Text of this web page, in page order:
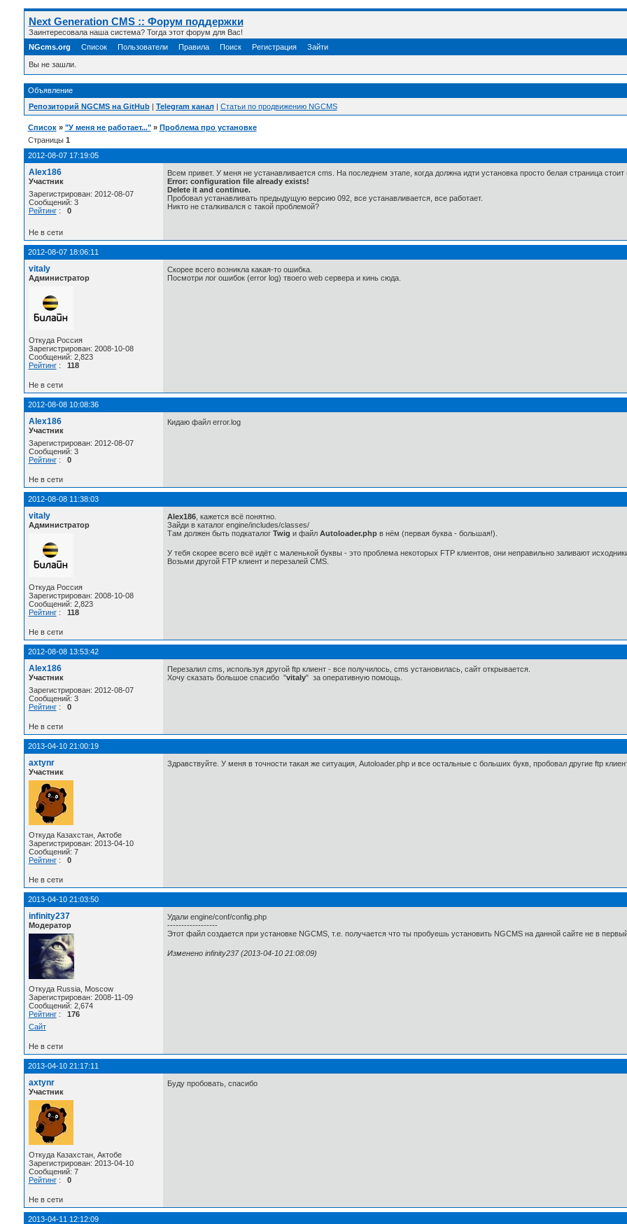
Next Generation CMS :: Форум поддержки
Заинтересовала наша система? Тогда этот форум для Вас!
NGcms.org
Список Пользователи Правила Поиск Регистрация Зайти
Вы не зашли.
Объявление
Репозиторий NGCMS на GitHub| Telegram канал| Статьи по продвижению NGCMS
Список » "У меня не работает..." » Проблема про установке
Страницы 1
2012-08-07 17:19:05
Alex186
Участник
Зарегистрирован: 2012-08-07
Сообщений: 3
Рейтинг: 0
Всем привет. У меня не устанавливается cms. На последнем этапе, когда должна идти установка просто белая страница
Error: configuration file already exists!
Delete it and continue.
Пробовал устанавливать предыдущую версию 092, все устанавливается, все работает.
Никто не сталкивался с такой проблемой?
Не в сети
2012-08-07 18:06:11
vitaly
Администратор
Откуда Россия
Зарегистрирован: 2008-10-08
Сообщений: 2,823
Рейтинг: 118
Скорее всего возникла какая-то ошибка.
Посмотри лог ошибок (error log) твоего web сервера и кинь сюда.
Не в сети
2012-08-08 10:08:36
Alex186
Участник
Зарегистрирован: 2012-08-07
Сообщений: 3
Рейтинг: 0
Кидаю файл error.log
Не в сети
2012-08-08 11:38:03
vitaly
Администратор
Откуда Россия
Зарегистрирован: 2008-10-08
Сообщений: 2,823
Рейтинг: 118
Alex186, кажется всё понятно.
Зайди в каталог engine/includes/classes/
Там должен быть подкаталог Twig и файл Autoloader.phpв нём (первая буква - большая!).
У тебя скорее всего всё идёт с маленькой буквы - это проблема некоторых FTP клиентов, они неправильно заливают
Возьми другой FTP клиент и перезалей CMS.
Не в сети
2012-08-08 13:53:42
Alex186
Участник
Зарегистрирован: 2012-08-07
Сообщений: 3
Рейтинг: 0
Перезалил cms, используя другой ftp клиент - все получилось, cms установилась, сайт открывается.
Хочу сказать большое спасибо "vitaly" за оперативную помощь.
Не в сети
2013-04-10 21:00:19
axtynr
Участник
Откуда Казахстан, Актобе
Зарегистрирован: 2013-04-10
Сообщений: 7
Рейтинг: 0
Здравствуйте. У меня в точности такая же ситуация, Autoloader.php и все остальные с больших букв, пробовал другие ftp
Не в сети
2013-04-10 21:03:50
infinity237
Модератор
Откуда Russia, Moscow
Зарегистрирован: 2008-11-09
Сообщений: 2,674
Рейтинг: 176
Сайт
Удали engine/conf/config.php
------------------
Этот файл создается при установке NGCMS, т.е. получается что ты пробуешь установить NGCMS на данной сайте не в
Изменено infinity237 (2013-04-10 21:08:09)
Не в сети
2013-04-10 21:17:11
axtynr
Участник
Откуда Казахстан, Актобе
Зарегистрирован: 2013-04-10
Сообщений: 7
Рейтинг: 0
Буду пробовать, спасибо
Не в сети
2013-04-11 12:12:09